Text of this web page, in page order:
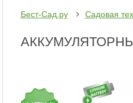
Бест-Сад.ру Садовая